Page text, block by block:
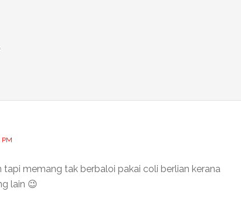
PM
memang tak berbaloi pakai coli berlian kerana
lain 😉